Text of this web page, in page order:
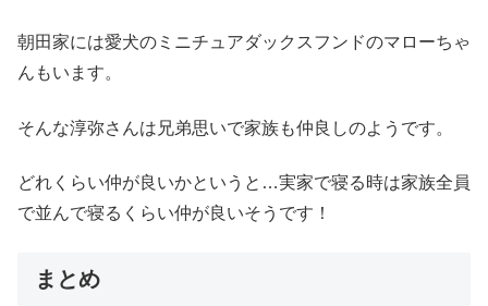
朝田家には愛犬のミニチュアダックスフンドのマローちゃ
んもいます。
そんな淳弥さんは兄弟思いで家族も仲良しのようです。
どれくらい仲が良いかというと…実家で寝る時は家族全員
で並んで寝るくらい仲が良いそうです！
まとめ